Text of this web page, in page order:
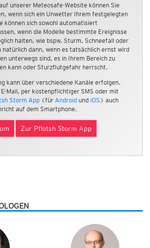
unserer Meteosafe-Website können Sie
wenn sich ein Unwetter Ihrem festgelegten
können sich sowohl automatisiert
wenn die Modelle bestimmte Ereignisse
halten, wie bspw. Sturm, Schneefall oder
natürlich dann, wenn es tatsächlich ernst wird
unterwegs sind, es in Ihrem Bereich zu
kann oder Sturzflutgefahr herrscht.
kann über verschiedene Kanäle erfolgen.
Mail, per kostenpflichtiger SMS oder mit
Storm App (für Android und iOS ) auch
auf dem Smartphone.
Zur Pflotsh Storm App